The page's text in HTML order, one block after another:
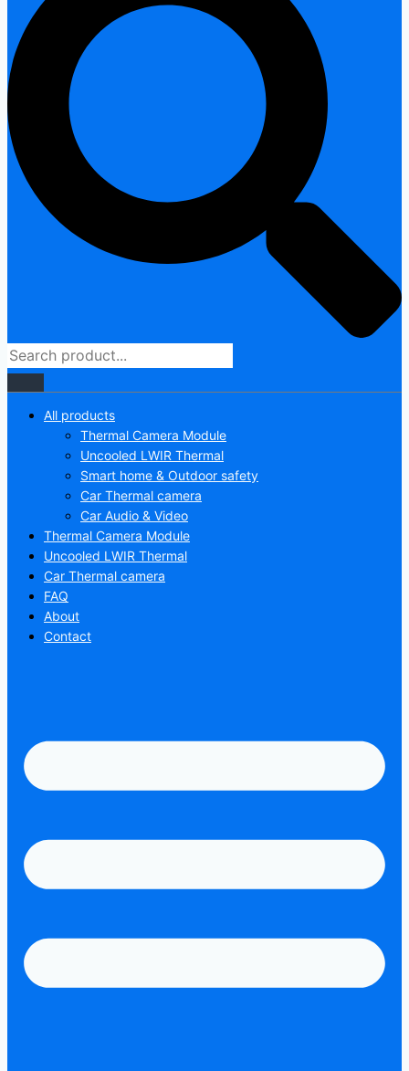
All products
Thermal Camera Module
Uncooled LWIR Thermal
Smart home & Outdoor safety
Car Thermal camera
Car Audio & Video
Thermal Camera Module
Uncooled LWIR Thermal
Car Thermal camera
FAQ
About
Contact